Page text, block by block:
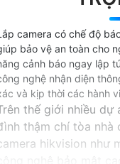
camera có chế độ
bảo vệ an toàn cho
cảnh báo ngay lập
nghệ nhận diện
và kịp thời các hành
thế giới nhiều dự
thậm chí tòa nhà
hikvision như